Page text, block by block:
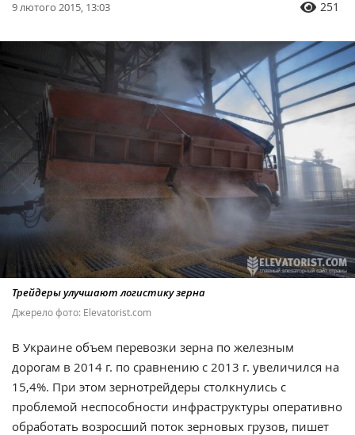
9 лютого 2015, 13:03 251
Трейдеры улучшают логистику зерна
Джерело фото: Elevatorist.com
В Украине объем перевозки зерна по железным
дорогам в 2014 г. по сравнению с 2013 г. увеличился на
15,4%. При этом зернотрейдеры столкнулись с
проблемой неспособности инфраструктуры оперативно
обработать возросший поток зерновых грузов, пишет